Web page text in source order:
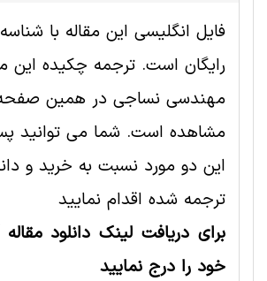
رایگان است. ترجمه چکیده این
مهندسی نساجی در همین
مشاهده است. شما می توانید
این دو مورد نسبت به خرید و
ترجمه شده اقدام نمایید
برای دریافت لینک دانلود
خود را درج نمایید